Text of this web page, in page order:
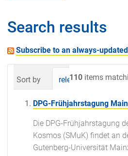
Search results
Subscribe to an always-
110 items
Sort by relevance
DPG-Frühjahrstagung
Die DPG-Frühjahrstagung
Kosmos (SMuK) findet an
Gutenberg-Universität